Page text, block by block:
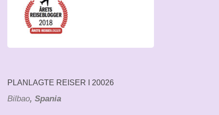
PLANLAGTE REISER I 20026
Bilbao, Spania